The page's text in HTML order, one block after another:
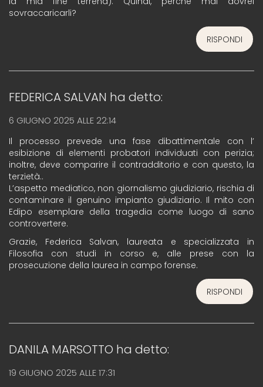
sovraccaricarli?
RISPONDI
FEDERICA SALVAN ha detto:
6 GIUGNO 2025 ALLE 22:14
Il processo prevede una fase dibattimentale con l’
esibizione di elementi probatori individuati con perizia;
inoltre, deve comparire il contradditorio e con questo, la
terzietà..
L’aspetto mediatico, non giornalismo giudiziario, rischia di
contaminare il genuino impianto giudiziario. Il mito con
Edipo esemplare della tragedia come luogo di sano
controvertere.
Grazie, Federica Salvan, laureata e specializzata in
Filosofia con studi in corso e, alle prese con la
prosecuzione della laurea in campo forense.
RISPONDI
DANILA MARSOTTO ha detto:
19 GIUGNO 2025 ALLE 17:31